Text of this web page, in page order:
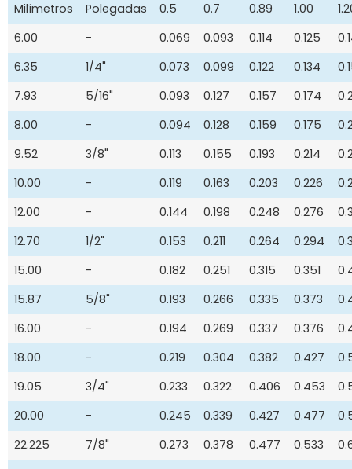
Milímetros
Polegadas 0.5 0.7 0.89 1.00
6.00
- 0.069 0.093 0.114 0.125
6.35
1/4" 0.073 0.099 0.122 0.134
7.93
5/16" 0.093 0.127 0.157 0.174
8.00
- 0.094 0.128 0.159 0.175
9.52
3/8" 0.113 0.155 0.193 0.214
10.00
- 0.119 0.163 0.203 0.226
12.00
- 0.144 0.198 0.248 0.276
12.70
1/2" 0.153 0.211 0.264 0.294
15.00
- 0.182 0.251 0.315 0.351
15.87
5/8" 0.193 0.266 0.335 0.373
16.00
- 0.194 0.269 0.337 0.376
18.00
- 0.219 0.304 0.382 0.427
19.05
3/4" 0.233 0.322 0.406 0.453
20.00
- 0.245 0.339 0.427 0.477
22.225
7/8" 0.273 0.378 0.477 0.533